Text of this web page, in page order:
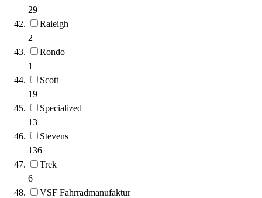
29
Raleigh
2
Rondo
1
Scott
19
Specialized
13
Stevens
136
Trek
6
VSF Fahrradmanufaktur